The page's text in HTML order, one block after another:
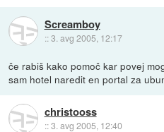
Screamboy
::3. avg 2005, 12:17
če rabiš kako pomoč kar povej
sam hotel naredit en portal za
christooss
::3. avg 2005, 12:40